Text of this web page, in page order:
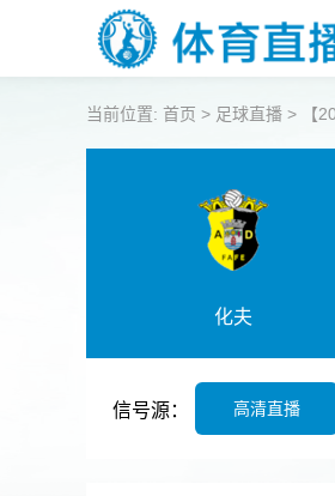
当前位置: 首页 > 足球直播 > 【
化夫
信号源： 高清直播